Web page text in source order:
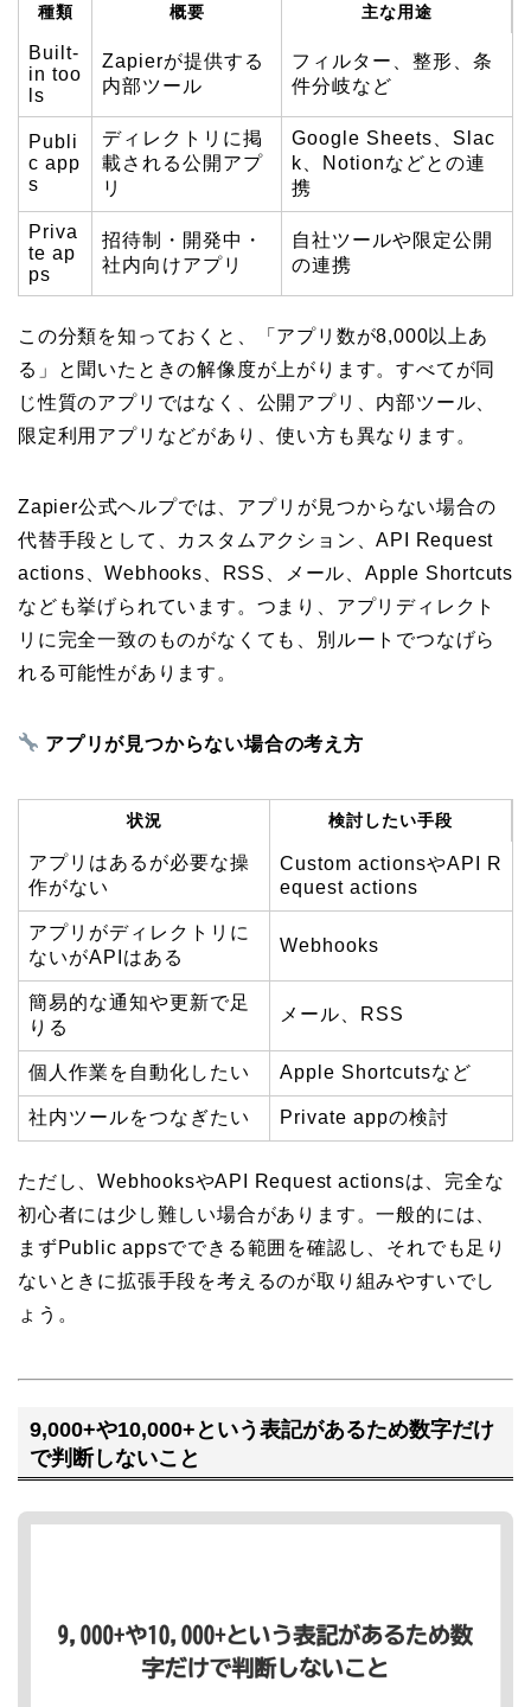
種類 概要 主な用途
Built-
in too
ls
Zapierが提供する
内部ツール
フィルター、整形、条
件分岐など
Publi
c app
s
ディレクトリに掲
載される公開アプ
リ
Google Sheets、Slac
k、Notionなどとの連
携
Priva
te ap
ps
招待制・開発中・
社内向けアプリ
自社ツールや限定公開
の連携
この分類を知っておくと、「アプリ数が8,000以上あ
る」と聞いたときの解像度が上がります。すべてが同
じ性質のアプリではなく、公開アプリ、内部ツール、
限定利用アプリなどがあり、使い方も異なります。
Zapier公式ヘルプでは、アプリが見つからない場合の
代替手段として、カスタムアクション、API Request
actions、Webhooks、RSS、メール、Apple Shortcuts
なども挙げられています。つまり、アプリディレクト
リに完全一致のものがなくても、別ルートでつなげら
れる可能性があります。
アプリが見つからない場合の考え方
状況 検討したい手段
アプリはあるが必要な操
作がない
Custom actionsやAPI R
equest actions
アプリがディレクトリに
ないがAPIはある
Webhooks
簡易的な通知や更新で足
りる
メール、RSS
個人作業を自動化したい Apple Shortcutsなど
社内ツールをつなぎたい Private appの検討
ただし、WebhooksやAPI Request actionsは、完全な
初心者には少し難しい場合があります。一般的には、
まずPublic appsでできる範囲を確認し、それでも足り
ないときに拡張手段を考えるのが取り組みやすいでし
ょう。
9,000+や10,000+という表記があるため数字だけ
で判断しないこと